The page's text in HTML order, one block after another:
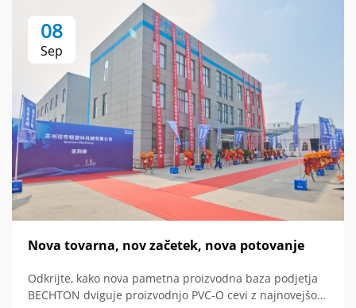
08
Sep
Nova tovarna, nov začetek, nova potovanje
Odkrijte, kako nova pametna proizvodna baza podjetja
BECHTON dviguje proizvodnjo PVC-O cevi z najnovejšo